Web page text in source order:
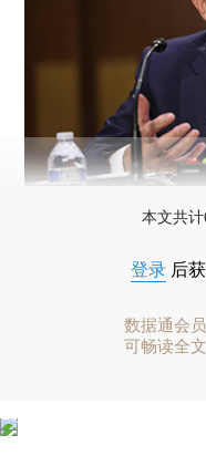
本文共
登录 后
数据通会员
可畅读全文